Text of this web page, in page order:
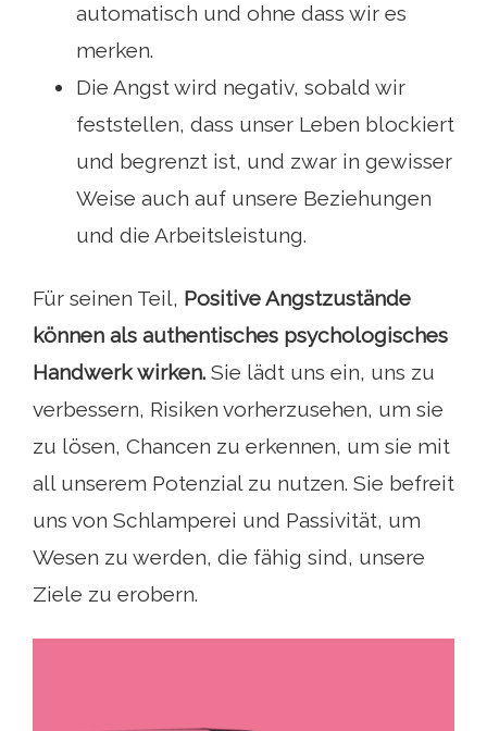
automatisch und ohne dass wir es
merken.
Die Angst wird negativ, sobald wir
feststellen, dass unser Leben blockiert
und begrenzt ist, und zwar in gewisser
Weise auch auf unsere Beziehungen
und die Arbeitsleistung.
Für seinen Teil, Positive Angstzustände
können als authentisches psychologisches
Handwerk wirken. Sie lädt uns ein, uns zu
verbessern, Risiken vorherzusehen, um sie
zu lösen, Chancen zu erkennen, um sie mit
all unserem Potenzial zu nutzen. Sie befreit
uns von Schlamperei und Passivität, um
Wesen zu werden, die fähig sind, unsere
Ziele zu erobern.